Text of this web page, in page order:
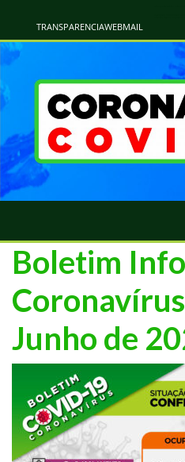
TRANSPARENCIAWEBMAIL
Boletim
Junho de